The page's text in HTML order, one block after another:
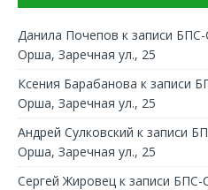
Данила Почепов к записи БПС-
Орша, Заречная ул., 25
Ксения Барабанова к записи
Орша, Заречная ул., 25
Андрей Сулковский к записи
Орша, Заречная ул., 25
Сергей Жировец к записи БПС-